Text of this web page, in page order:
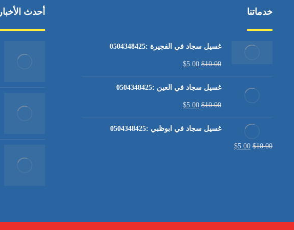
خدماتنا
غسيل سجاد في الفجيرة :0504348425
$10.00
$5.00
غسيل سجاد في العين :0504348425
$10.00
$5.00
غسيل سجاد في ابوظبي :0504348425
$10.00
$5.00
أحدث الأخبار